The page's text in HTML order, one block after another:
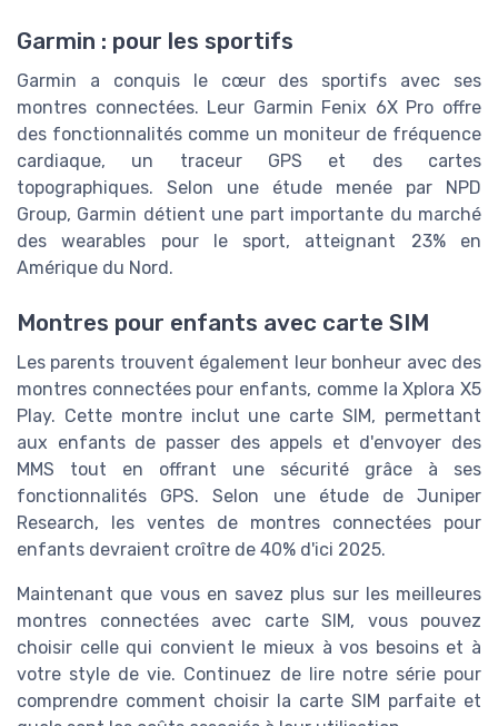
Garmin : pour les sportifs
Garmin a conquis le cœur des sportifs avec ses
montres connectées. Leur Garmin Fenix 6X Pro offre
des fonctionnalités comme un moniteur de fréquence
cardiaque, un traceur GPS et des cartes
topographiques. Selon une étude menée par NPD
Group, Garmin détient une part importante du marché
des wearables pour le sport, atteignant 23% en
Amérique du Nord.
Montres pour enfants avec carte SIM
Les parents trouvent également leur bonheur avec des
montres connectées pour enfants, comme la Xplora X5
Play. Cette montre inclut une carte SIM, permettant
aux enfants de passer des appels et d'envoyer des
MMS tout en offrant une sécurité grâce à ses
fonctionnalités GPS. Selon une étude de Juniper
Research, les ventes de montres connectées pour
enfants devraient croître de 40% d'ici 2025.
Maintenant que vous en savez plus sur les meilleures
montres connectées avec carte SIM, vous pouvez
choisir celle qui convient le mieux à vos besoins et à
votre style de vie. Continuez de lire notre série pour
comprendre comment choisir la carte SIM parfaite et